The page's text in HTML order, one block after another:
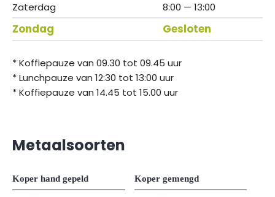
Zaterdag
8:00 — 13:00
Zondag Gesloten
* Koffiepauze van 09.30 tot 09.45 uur
* Lunchpauze van 12:30 tot 13:00 uur
* Koffiepauze van 14.45 tot 15.00 uur
Metaalsoorten
Koper hand gepeld Koper gemengd